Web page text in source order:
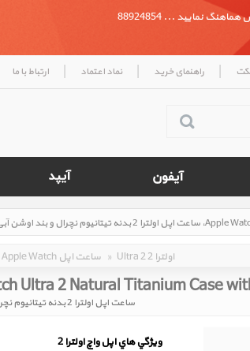
نمایید ... 88924854
| راهنمای خرید | نماد اعتماد | ارتباط با ما
Apple Watch ساعت اپل » Ultra 2 اولترا 2
Ultra 2 Natural Titanium Case
ساعت اپل اولترا 2 بدنه تیتانیوم نچرال و بند اوشن آبی
ويژگي هاي اپل واچ اولترا 2